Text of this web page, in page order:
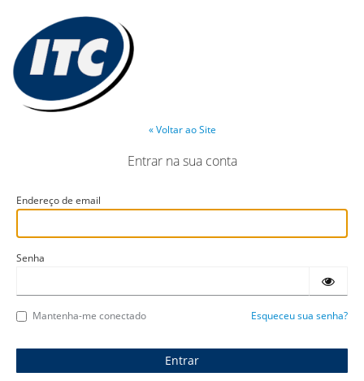
« Voltar ao Site
Entrar na sua conta
Endereço de email
Senha
Mantenha-me conectado Esqueceu sua senha?